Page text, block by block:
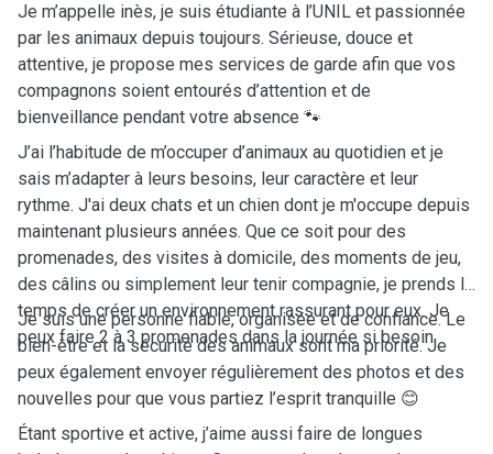
Je m’appelle inès, je suis étudiante à l’UNIL et passionnée
par les animaux depuis toujours. Sérieuse, douce et
attentive, je propose mes services de garde afin que vos
compagnons soient entourés d’attention et de
bienveillance pendant votre absence 🐾
J’ai l’habitude de m’occuper d’animaux au quotidien et je
sais m’adapter à leurs besoins, leur caractère et leur
rythme. J'ai deux chats et un chien dont je m'occupe depuis
maintenant plusieurs années. Que ce soit pour des
promenades, des visites à domicile, des moments de jeu,
des câlins ou simplement leur tenir compagnie, je prends le
temps de créer un environnement rassurant pour eux. Je
peux faire 2 à 3 promenades dans la journée si besoin.
Je suis une personne fiable, organisée et de confiance. Le
bien-être et la sécurité des animaux sont ma priorité. Je
peux également envoyer régulièrement des photos et des
nouvelles pour que vous partiez l’esprit tranquille 😊
Étant sportive et active, j’aime aussi faire de longues